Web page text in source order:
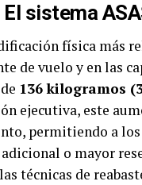
sistema
física más
de vuelo y en las
136 kilogramos
ejecutiva, este
permitiendo a
o mayor
técnicas de